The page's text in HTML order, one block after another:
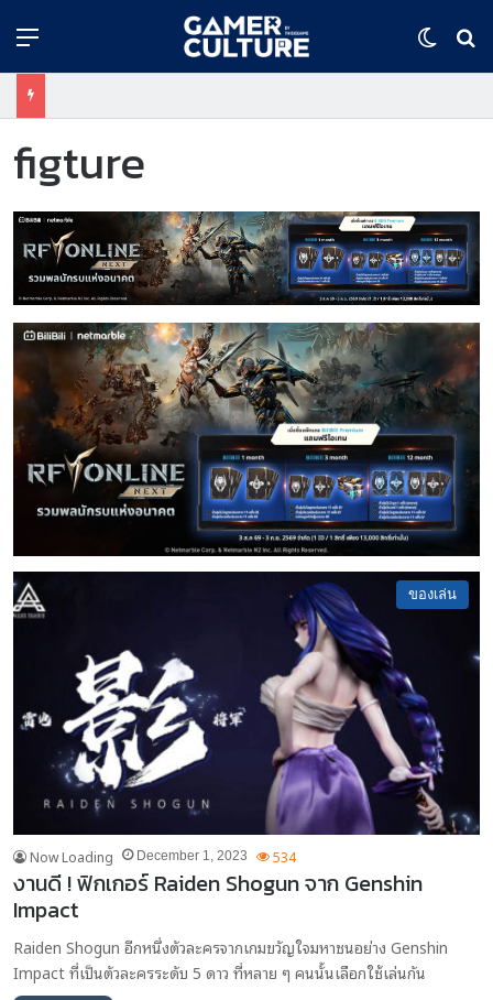
figture
ของเล่น
Now Loading December 1, 2023 534
งานดี ! ฟิกเกอร์ Raiden Shogun จาก Genshin
Impact
Raiden Shogun อีกหนึ่งตัวละครจากเกมขวัญใจมหาชนอย่าง Genshin
Impact ที่เป็นตัวละครระดับ 5 ดาว ที่หลาย ๆ คนนั้นเลือกใช้เล่นกัน